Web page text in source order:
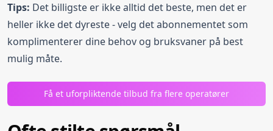
Tips: Det billigste er ikke alltid det beste, men det er
heller ikke det dyreste - velg det abonnementet som
komplimenterer dine behov og bruksvaner på best
mulig måte.
Få et uforpliktende tilbud fra flere operatører